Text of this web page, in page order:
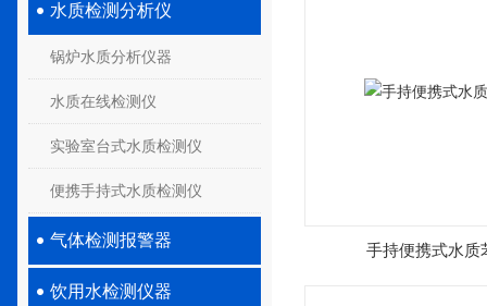
水质检测分析仪
锅炉水质分析仪器
水质在线检测仪
实验室台式水质检测仪
便携手持式水质检测仪
气体检测报警器
饮用水检测仪器
手持便携式水质